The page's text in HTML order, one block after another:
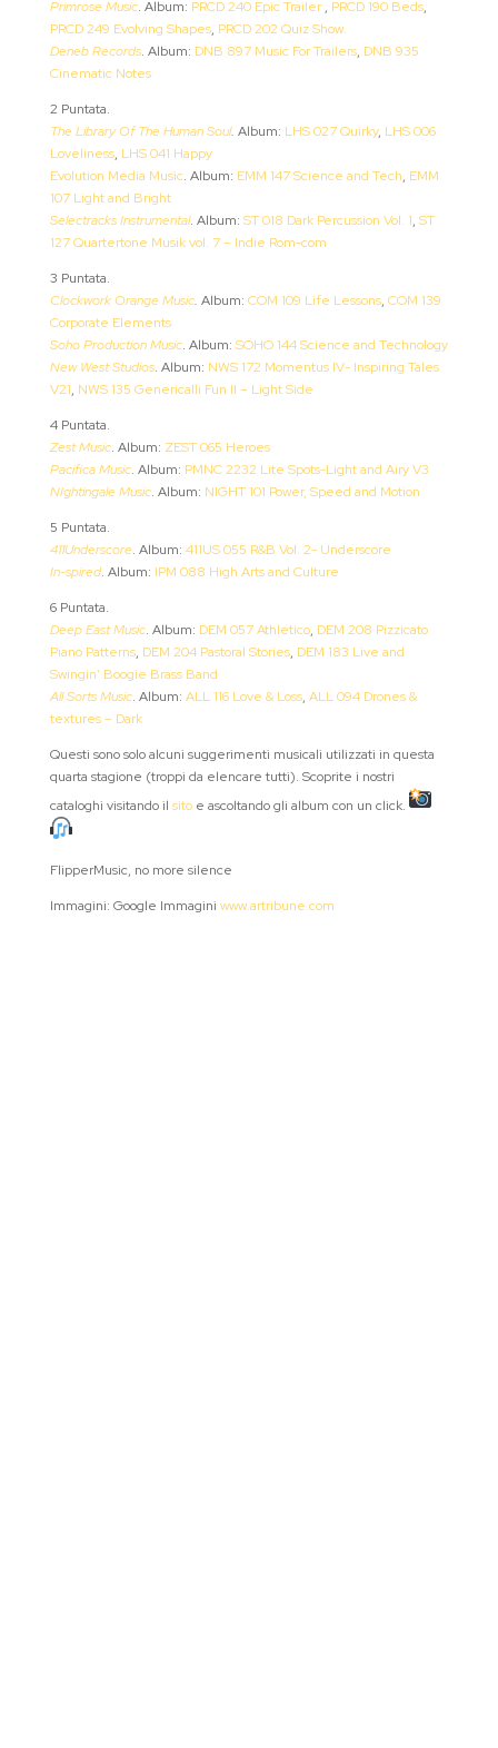
Primrose Music. Album: PRCD 240 Epic Trailer, PRCD 190 Beds,
PRCD 249 Evolving Shapes, PRCD 202 Quiz Show.
Deneb Records. Album: DNB 897 Music For Trailers, DNB 935
Cinematic Notes
2 Puntata.
The Library Of The Human Soul. Album: LHS 027 Quirky, LHS 006
Loveliness, LHS 041 Happy
Evolution Media Music. Album: EMM 147 Science and Tech, EMM
107 Light and Bright
Selectracks Instrumental. Album: ST 018 Dark Percussion Vol. 1, ST
127 Quartertone Musik vol. 7 – Indie Rom-com
3 Puntata.
Clockwork Orange Music. Album: COM 109 Life Lessons, COM 139
Corporate Elements
Soho Production Music. Album: SOHO 144 Science and Technology
New West Studios. Album: NWS 172 Momentus IV- Inspiring Tales
V21, NWS 135 Genericalli Fun II – Light Side
4 Puntata.
Zest Music. Album: ZEST 065 Heroes
Pacifica Music. Album: PMNC 2232 Lite Spots-Light and Airy V3
NIghtingale Music. Album: NIGHT 101 Power, Speed and Motion
5 Puntata.
411Underscore. Album: 411US 055 R&B Vol. 2- Underscore
In-spired. Album: IPM 088 High Arts and Culture
6 Puntata.
Deep East Music. Album: DEM 057 Athletico, DEM 208 Pizzicato
Piano Patterns, DEM 204 Pastoral Stories, DEM 183 Live and
Swingin’ Boogie Brass Band
All Sorts Music. Album: ALL 116 Love & Loss, ALL 094 Drones &
textures – Dark
Questi sono solo alcuni suggerimenti musicali utilizzati in questa
quarta stagione (troppi da elencare tutti). Scoprite i nostri
cataloghi visitando il sitoe ascoltando gli album con un click.
FlipperMusic, no more silence
Immagini: Google Immagini www.artribune.com